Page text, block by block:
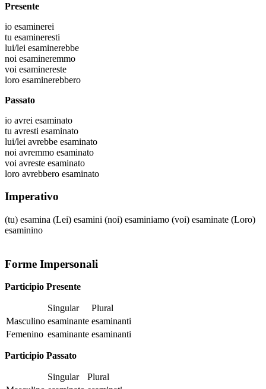
Presente
io esaminerei
tu esamineresti
lui/lei esaminerebbe
noi esamineremmo
voi esaminereste
loro esaminerebbero
Passato
io avrei esaminato
tu avresti esaminato
lui/lei avrebbe esaminato
noi avremmo esaminato
voi avreste esaminato
loro avrebbero esaminato
Imperativo
(tu) esamina (Lei) esamini (noi) esaminiamo (voi) esaminate (Loro)
esaminino
Forme Impersonali
Participio Presente
Singular
Plural
Masculino esaminante esaminanti
Femenino esaminante esaminanti
Participio Passato
Singular
Plural